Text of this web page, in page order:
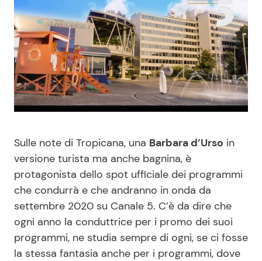
News Spettacolo
Benessere
Casa
Moda e Style
Mondo Mamma
News benessere
Salute
Viaggi e Turismo
Cucina e Ricette
Consigli di Cucina
Dolci
Le Ricette in TV
Primi Piatti
Ricette Facili e Veloci
Ricette Feste
Sulle note di Tropicana, una Barbara d’Urso in
versione turista ma anche bagnina, è
protagonista dello spot ufficiale dei programmi
che condurrà e che andranno in onda da
settembre 2020 su Canale 5. C’è da dire che
ogni anno la conduttrice per i promo dei suoi
programmi, ne studia sempre di ogni, se ci fosse
la stessa fantasia anche per i programmi, dove